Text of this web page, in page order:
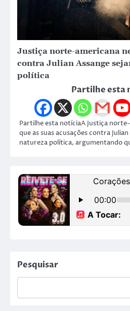
Justiça norte-americana
contra Julian Assange
política
Partilhe esta
Partilhe esta notíciaA Justiça
que as suas acusações contra
natureza política, argumentando
Pesquisar